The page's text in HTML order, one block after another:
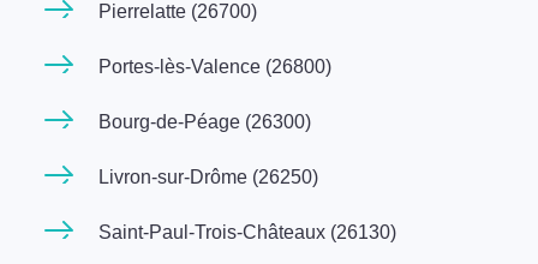
Pierrelatte (26700)
Portes-lès-Valence (26800)
Bourg-de-Péage (26300)
Livron-sur-Drôme (26250)
Saint-Paul-Trois-Châteaux (26130)